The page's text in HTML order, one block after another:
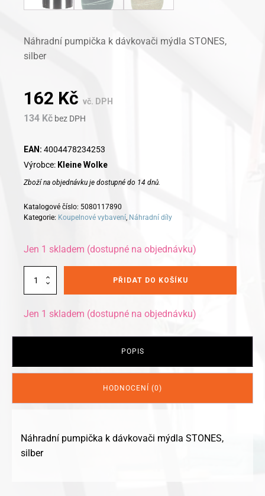
Náhradní pumpička k dávkovači mýdla STONES,
silber
162 Kč vč. DPH
134 Kč bez DPH
EAN: 4004478234253
Výrobce: Kleine Wolke
Zboží na objednávku je dostupné do 14 dnů.
Katalogové číslo: 5080117890
Kategorie: Koupelnové vybavení Náhradní díly
Jen 1 skladem (dostupné na objednávku)
Kleine
náhradní
Stones
PŘIDAT DO KOŠÍKU
Jen 1 skladem (dostupné na objednávku)
POPIS
HODNOCENÍ (0)
Náhradní pumpička k dávkovači mýdla STONES,
silber